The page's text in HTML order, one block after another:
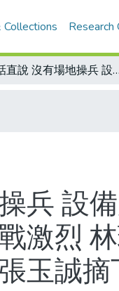
Collections Research
有話直說 沒有場地操兵 設備放在倉庫裡 體操選手越來越少/區中運體操 國女組拚戰激烈 林琦育贏得全能金牌/新人評介 西湖工商打出短跑王牌 張玉誠摘下百米金牌
兵 設
激烈
玉誠